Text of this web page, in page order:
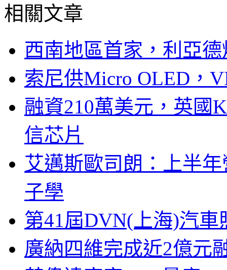
相關文章
西南地區首家，利亞
索尼供Micro OLED，
融資210萬美元，英國
信芯片
艾邁斯歐司朗：上半
子學
第41屆DVN(上海)汽
廣納四維完成近2億元